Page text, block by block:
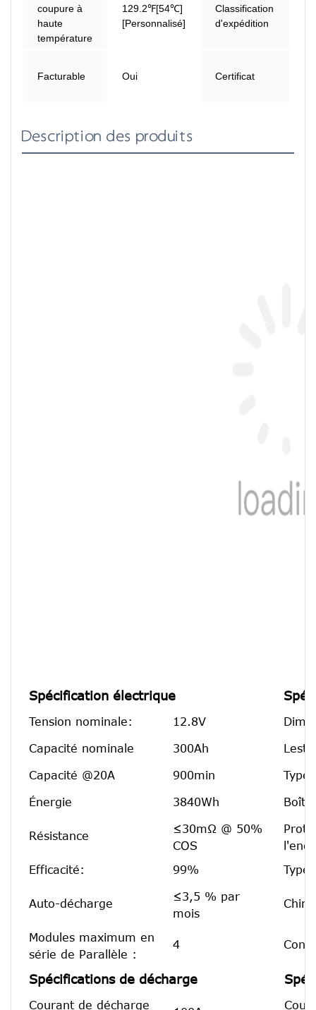
coupure à
haute
température
129.2℉[54℃]
[Personnalisé]
Classification
d'expédition
Facturable Oui Certificat
Description des produits
Spécification électrique
Tension nominale: 12.8V
Capacité nominale 300Ah
Capacité @20A 900min Type
Énergie 3840Wh
Résistance
≤30mΩ @ 50%
COS
Efficacité:
99% Type
Auto-décharge
≤3,5 % par
mois
Modules maximum en
série de Parallèle :
4
Spécifications de décharge
Courant de décharge